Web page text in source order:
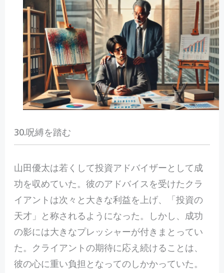
30.呪縛を踏む
山田優太は若くして投資アドバイザーとして成
功を収めていた。彼のアドバイスを受けたクラ
イアントは次々と大きな利益を上げ、「投資の
天才」と称されるようになった。しかし、成功
の影には大きなプレッシャーが付きまとってい
た。クライアントの期待に応え続けることは、
彼の心に重い負担となってのしかかっていた。